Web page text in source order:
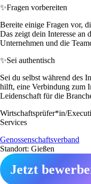
✨Fragen vorbereiten
Bereite einige Fragen vor,
Das zeigt dein Interesse an
Unternehmen und die
✨Sei authentisch
Sei du selbst während des
hilft, eine Verbindung zum
Leidenschaft für die
Wirtschaftsprüfer*in/
Services
Genossenschaftsverband
Standort: Gießen
Jetzt